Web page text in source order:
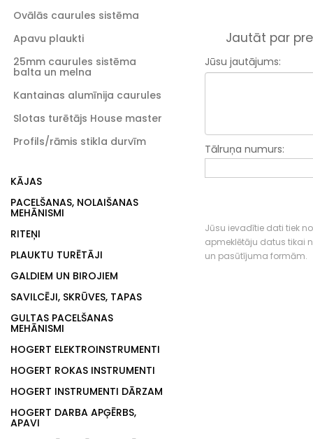
Ovālās caurules sistēma
Apavu plaukti
25mm caurules sistēma
balta un melna
Kantainas alumīnija caurules
Slotas turētājs House master
Profils/rāmis stikla durvīm
KĀJAS
PACELŠANAS, NOLAIŠANAS
MEHĀNISMI
RITEŅI
PLAUKTU TURĒTĀJI
GALDIEM UN BIROJIEM
SAVILCĒJI, SKRŪVES, TAPAS
GULTAS PACELŠANAS
MEHĀNISMI
HOGERT ELEKTROINSTRUMENTI
HOGERT ROKAS INSTRUMENTI
HOGERT INSTRUMENTI DĀRZAM
HOGERT DARBA APĢĒRBS,
APAVI
Jautāt par
Jūsu jautājums:
Tālruņa numurs:
Jūsu ievadītie dati tiek
apmeklētāju datus tikai
un pasūtījuma formām.